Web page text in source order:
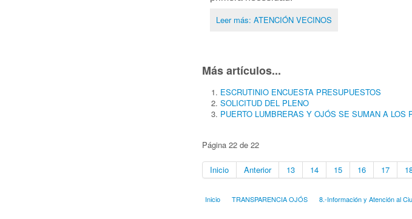
Leer más: ATENCIÓN VECINOS
Más artículos...
ESCRUTINIO ENCUESTA PRESUPUESTOS
SOLICITUD DEL PLENO
PUERTO LUMBRERAS Y OJÓS SE SUMAN A LOS
Página 22 de 22
Inicio Anterior 13 14 15 16 17
Inicio TRANSPARENCIA OJÓS 8.-Información y Atención al